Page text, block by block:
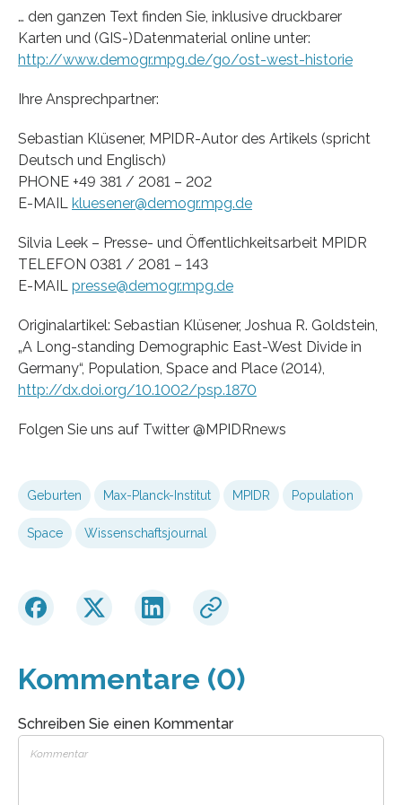
… den ganzen Text finden Sie, inklusive druckbarer
Karten und (GIS-)Datenmaterial online unter:
http://www.demogr.mpg.de/go/ost-west-historie
Ihre Ansprechpartner:
Sebastian Klüsener, MPIDR-Autor des Artikels (spricht
Deutsch und Englisch)
PHONE +49 381 / 2081 – 202
E-MAIL kluesener@demogr.mpg.de
Silvia Leek – Presse- und Öffentlichkeitsarbeit MPIDR
TELEFON 0381 / 2081 – 143
E-MAIL presse@demogr.mpg.de
Originalartikel: Sebastian Klüsener, Joshua R. Goldstein,
„A Long-standing Demographic East-West Divide in
Germany“, Population, Space and Place (2014),
http://dx.doi.org/10.1002/psp.1870
Folgen Sie uns auf Twitter @MPIDRnews
Geburten Max-Planck-Institut MPIDR Population
Space Wissenschaftsjournal
Kommentare (0)
Schreiben Sie einen Kommentar